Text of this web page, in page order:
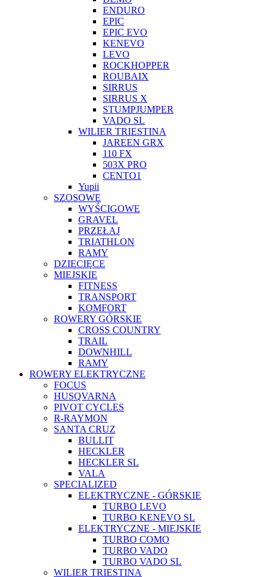
ENDURO
EPIC
EPIC EVO
KENEVO
LEVO
ROCKHOPPER
ROUBAIX
SIRRUS
SIRRUS X
STUMPJUMPER
VADO SL
WILIER TRIESTINA
JAREEN GRX
110 FX
503X PRO
CENTO1
Yupii
SZOSOWE
WYŚCIGOWE
GRAVEL
PRZEŁAJ
TRIATHLON
RAMY
DZIECIĘCE
MIEJSKIE
FITNESS
TRANSPORT
KOMFORT
ROWERY GÓRSKIE
CROSS COUNTRY
TRAIL
DOWNHILL
RAMY
ROWERY ELEKTRYCZNE
FOCUS
HUSQVARNA
PIVOT CYCLES
R-RAYMON
SANTA CRUZ
BULLIT
HECKLER
HECKLER SL
VALA
SPECIALIZED
ELEKTRYCZNE - GÓRSKIE
TURBO LEVO
TURBO KENEVO SL
ELEKTRYCZNE - MIEJSKIE
TURBO COMO
TURBO VADO
TURBO VADO SL
WILIER TRIESTINA